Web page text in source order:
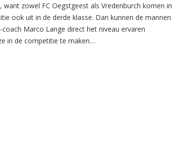
want zowel FC Oegstgeest als Vredenburch komen in
ook uit in de derde klasse. Dan kunnen de mannen
coach Marco Lange direct het niveau ervaren
in de competitie te maken…